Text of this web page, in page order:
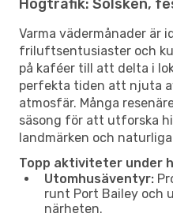
Högtrafik: Solsken,
Varma vädermånader är
friluftsentusiaster och
på kaféer till att delta i
perfekta tiden att njuta
atmosfär. Många
säsong för att utforska
landmärken och
Topp aktiviteter under
Utomhusäventyr:
runt Port Bailey och
närheten.